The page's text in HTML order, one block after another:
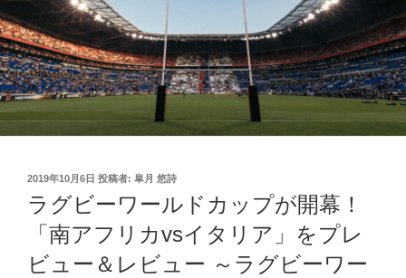
投
日:
2019年10月6日 投稿者: 皐月 悠詩
ラグビーワールドカップが開幕！
「南アフリカvsイタリア」をプレ
ビュー＆レビュー ～ラグビーワー